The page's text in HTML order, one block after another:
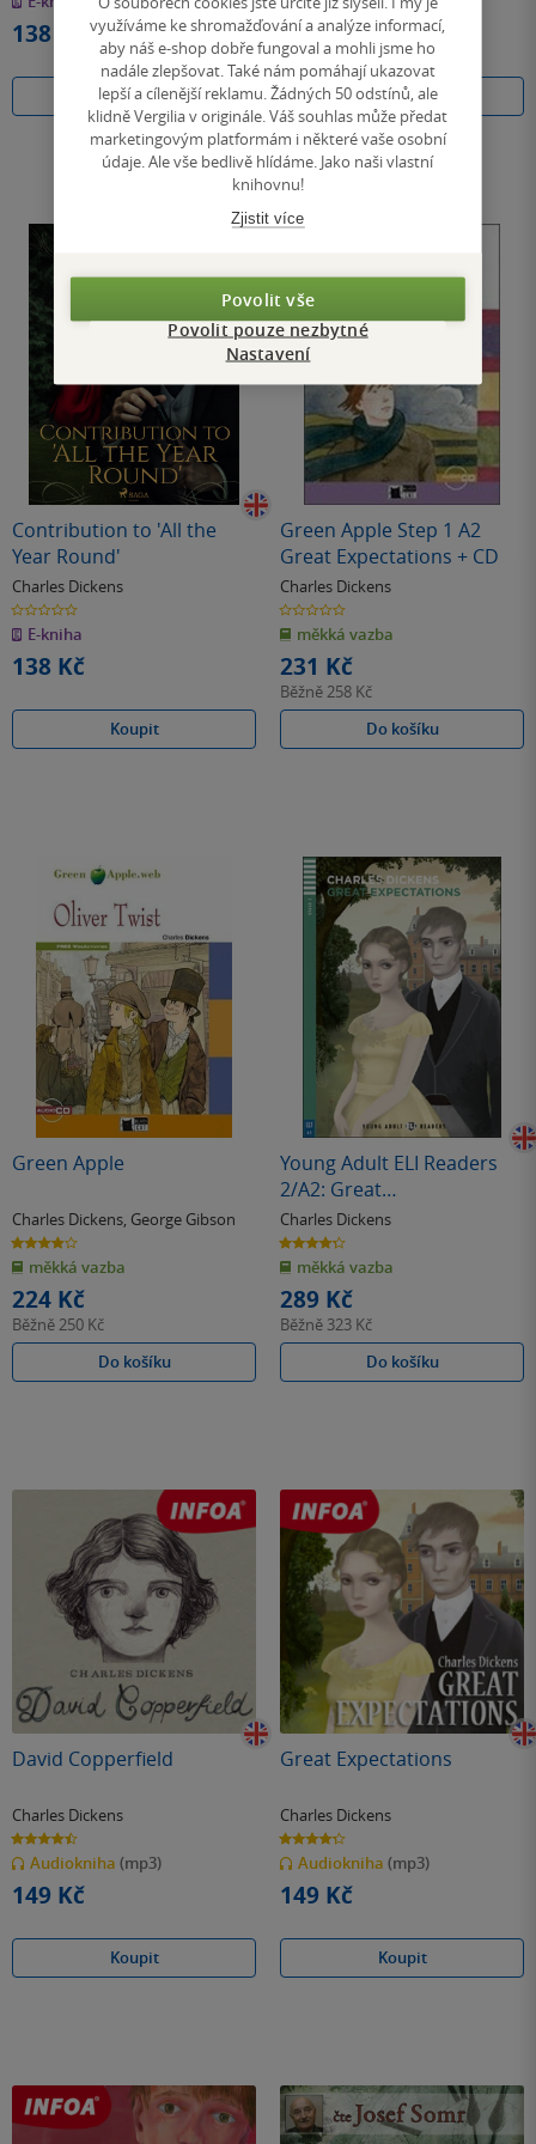
hvězdiček
138 Kč
Koupit
hvězdiček
99 Kč
Koupit
Contribution to 'All the
Year Round'
Charles Dickens
0.0
z
5
hvězdiček
E-kniha
138 Kč
Koupit
Green Apple Step 1 A2
Great Expectations + CD
Charles Dickens
0.0
z
5
hvězdiček
měkká vazba
231 Kč
Běžně 258 Kč
Do košíku
Green Apple
Charles Dickens George Gibson
3.9
z
5
hvězdiček
měkká vazba
224 Kč
Běžně 250 Kč
Do košíku
Young Adult ELI Readers
2/A2: Great
Expectations+CD
Charles Dickens
4.3
z
5
hvězdiček
měkká vazba
289 Kč
Běžně 323 Kč
Do košíku
David Copperfield
Charles Dickens
4.5
z
5
hvězdiček
Audiokniha (mp3)
149 Kč
Koupit
Great Expectations
Charles Dickens
4.3
z
5
hvězdiček
Audiokniha (mp3)
149 Kč
Koupit
využíváme ke shromažďování a analýze informací,
aby náš e-shop dobře fungoval a mohli jsme ho
nadále zlepšovat. Také nám pomáhají ukazovat
lepší a cílenější reklamu. Žádných 50 odstínů, ale
klidně Vergilia v originále. Váš souhlas může předat
marketingovým platformám i některé vaše osobní
údaje. Ale vše bedlivě hlídáme. Jako naši vlastní
knihovnu!
Zjistit více
Povolit vše
Povolit pouze nezbytné
Nastavení